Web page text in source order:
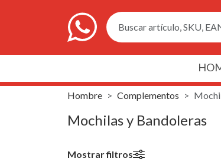
Buscar artículo, SKU,
Hombre Complementos
Mochilas y Bandoleras
Mostrar filtros